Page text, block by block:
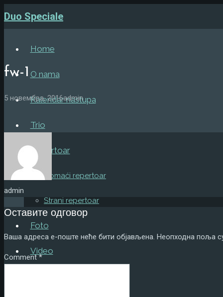
Duo Speciale
Home
O nama
Kalendar nastupa
Trio
Repertoar
Domaći repertoar
Strani repertoar
Foto
Video
fw-1
5 новембра, 2016admin
admin
Оставите одговор
Ваша адреса е-поште неће бити објављена. Неопходна поља
Comment*